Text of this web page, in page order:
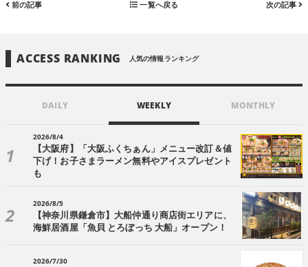
前の記事 一覧へ戻る 次の記事
ACCESS RANKING 人気の情報ランキング
DAILY WEEKLY MONTHLY
2026/8/4
【大阪府】「大阪ふくちぁん」メニュー改訂＆値
下げ！お子さまラーメン無料やアイスプレゼント
も
2026/8/5
【神奈川県鎌倉市】大船仲通り商店街エリアに、
海鮮居酒屋「魚貝 とろぼっち 大船」オープン！
2026/7/30